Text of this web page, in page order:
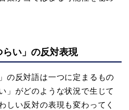
い」の反対表現
の反対語は一つに定まるもの
」がどのような状況で生じて
しい反対の表現も変わってく